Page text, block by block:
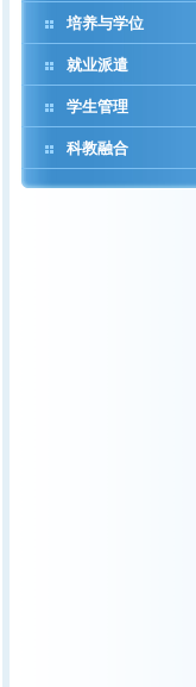
培养与学位
就业派遣
学生管理
科教融合